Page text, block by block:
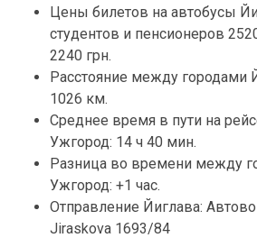
Цены билетов на автобусы
студентов и пенсионеров
2240 грн.
Расстояние между городами
1026 км.
Среднее время в пути на
Ужгород: 14 ч 40 мин.
Разница во времени между
Ужгород: +1 час.
Отправление Йиглава:
Jiraskova 1693/84